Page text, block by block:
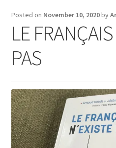
Blog
Cart
Contact
Contact Me
Posted on November 10, 2020by
LE
PAS